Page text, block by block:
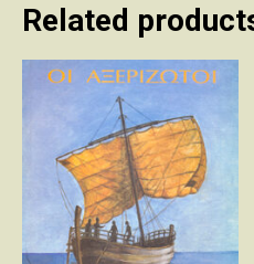
Related